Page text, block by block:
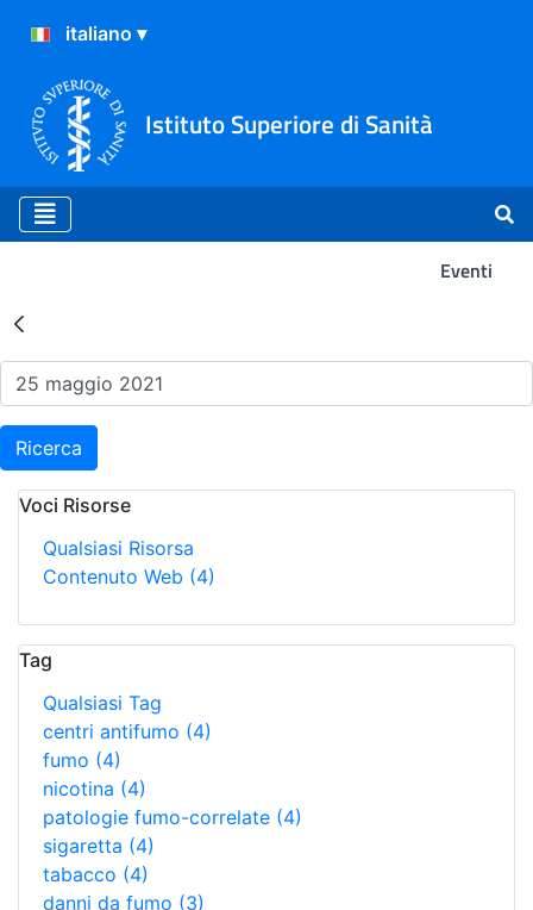
Istituto Superiore di Sanità
Eventi
Risultati della Ricerca -
Ricerca
Voci Risorse
Qualsiasi Risorsa
Contenuto Web (4)
Tag
Qualsiasi Tag
centri antifumo (4)
fumo (4)
nicotina (4)
patologie fumo-correlate (4)
sigaretta (4)
tabacco (4)
danni da fumo (3)